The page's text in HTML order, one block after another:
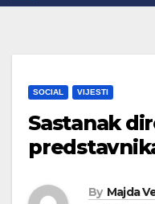
SOCIAL VIJESTI
Sastanak
By Majda